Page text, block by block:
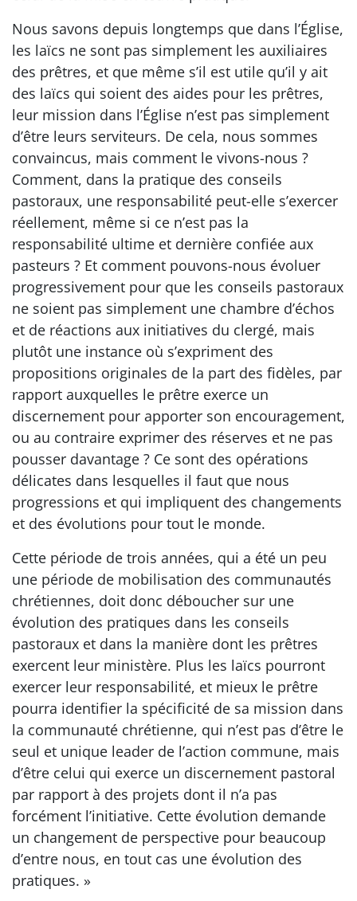
Nous savons depuis longtemps que dans l’Église,
les laïcs ne sont pas simplement les auxiliaires
des prêtres, et que même s’il est utile qu’il y ait
des laïcs qui soient des aides pour les prêtres,
leur mission dans l’Église n’est pas simplement
d’être leurs serviteurs. De cela, nous sommes
convaincus, mais comment le vivons-nous ?
Comment, dans la pratique des conseils
pastoraux, une responsabilité peut-elle s’exercer
réellement, même si ce n’est pas la
responsabilité ultime et dernière confiée aux
pasteurs ? Et comment pouvons-nous évoluer
progressivement pour que les conseils pastoraux
ne soient pas simplement une chambre d’échos
et de réactions aux initiatives du clergé, mais
plutôt une instance où s’expriment des
propositions originales de la part des fidèles, par
rapport auxquelles le prêtre exerce un
discernement pour apporter son encouragement,
ou au contraire exprimer des réserves et ne pas
pousser davantage ? Ce sont des opérations
délicates dans lesquelles il faut que nous
progressions et qui impliquent des changements
et des évolutions pour tout le monde.
Cette période de trois années, qui a été un peu
une période de mobilisation des communautés
chrétiennes, doit donc déboucher sur une
évolution des pratiques dans les conseils
pastoraux et dans la manière dont les prêtres
exercent leur ministère. Plus les laïcs pourront
exercer leur responsabilité, et mieux le prêtre
pourra identifier la spécificité de sa mission dans
la communauté chrétienne, qui n’est pas d’être le
seul et unique leader de l’action commune, mais
d’être celui qui exerce un discernement pastoral
par rapport à des projets dont il n’a pas
forcément l’initiative. Cette évolution demande
un changement de perspective pour beaucoup
d’entre nous, en tout cas une évolution des
pratiques. »